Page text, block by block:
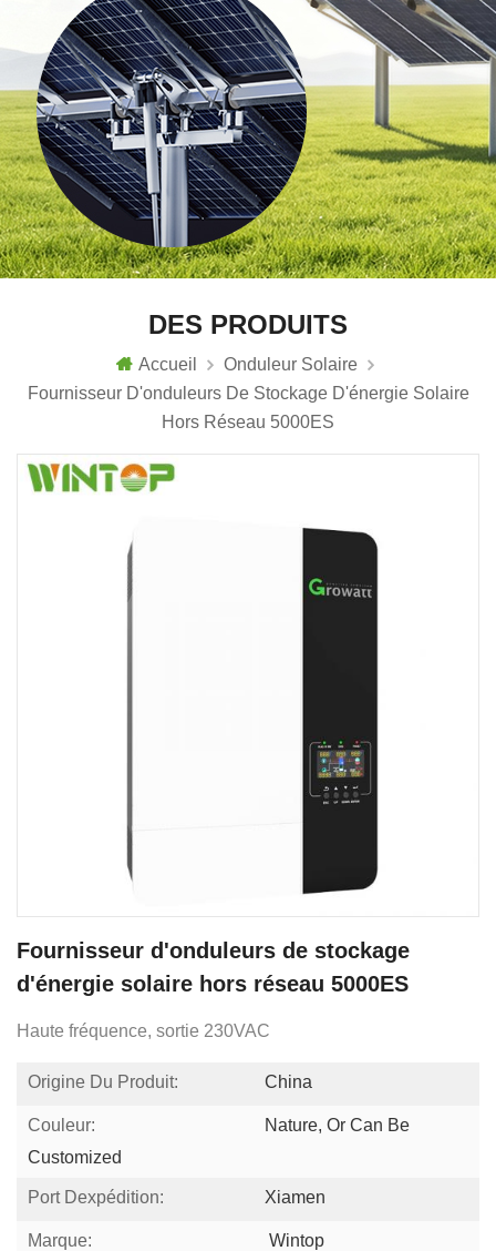
DES PRODUITS
Accueil
Onduleur Solaire
Fournisseur D'onduleurs De Stockage D'énergie Solaire
Hors Réseau 5000ES
Fournisseur d'onduleurs de stockage
d'énergie solaire hors réseau 5000ES
Haute fréquence, sortie 230VAC
Origine Du Produit: China
Couleur:
Nature, Or Can Be
Customized
Port Dexpédition: Xiamen
Marque: Wintop